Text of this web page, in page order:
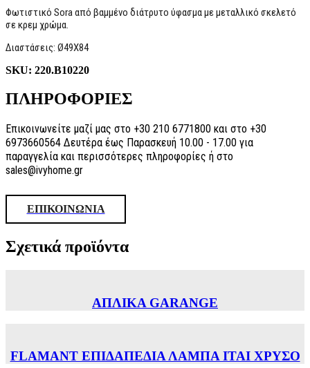
Φωτιστικό Sora από βαμμένο διάτρυτο ύφασμα με μεταλλικό σκελετό
σε κρεμ χρώμα.
Διαστάσεις: Ø49Χ84
SKU: 220.B10220
ΠΛΗΡΟΦΟΡΙΕΣ
Επικοινωνείτε μαζί μας στο +30 210 6771800 και στο +30
6973660564 Δευτέρα έως Παρασκευή 10.00 - 17.00 για
παραγγελία και περισσότερες πληροφορίες ή στο
sales@ivyhome.gr
ΕΠΙΚΟΙΝΩΝΙΑ
Σχετικά προϊόντα
ΑΠΛΙΚΑ GARANGE
FLAMANT ΕΠΙΔΑΠΕΔΙΑ ΛΑΜΠΑ ITAI ΧΡΥΣΟ